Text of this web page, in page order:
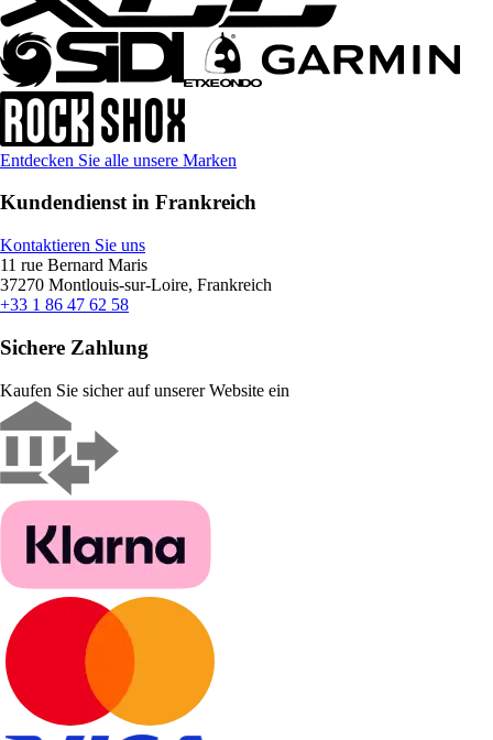
Entdecken Sie alle unsere Marken
Kundendienst in Frankreich
Kontaktieren Sie uns
11 rue Bernard Maris
37270 Montlouis-sur-Loire, Frankreich
+33 1 86 47 62 58
Sichere Zahlung
Kaufen Sie sicher auf unserer Website ein